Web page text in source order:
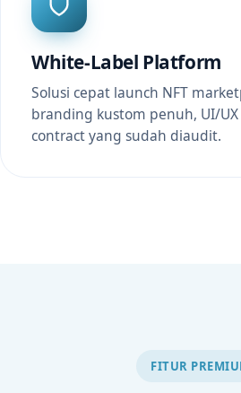
White-Label Platform
Solusi cepat launch NFT
branding kustom penuh, UI/
contract yang sudah diaudit.
FITUR